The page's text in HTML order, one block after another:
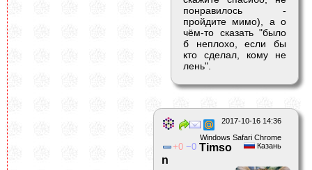
понравилось -
пройдите мимо), а о
чём-то сказать "было
б неплохо, если бы
кто сделал, кому не
лень".
2017-10-16 14:36
Windows Safari Chrome
Казань
0 0 Timso
n